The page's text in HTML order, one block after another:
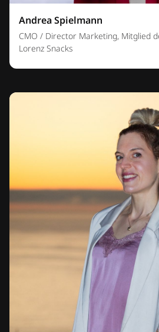
Andrea Spielmann
CMO / Director Marketing, Mitglied
Lorenz Snacks